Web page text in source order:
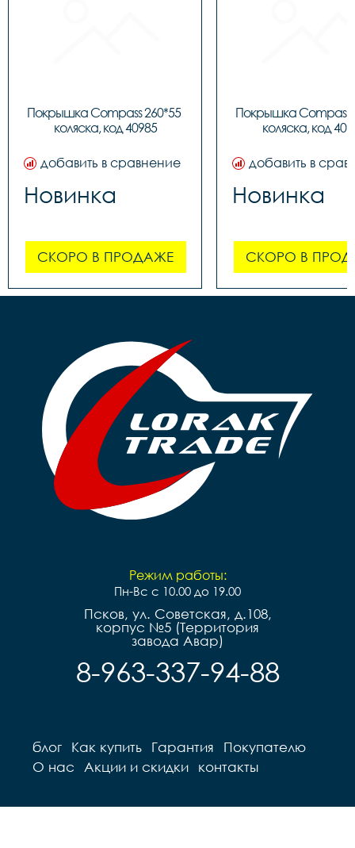
Покрышка Compass 260*55
коляска, код 40985
добавить в сравнение
Новинка
СКОРО В ПРОДАЖЕ
Покрышка Compass
коляска, код
добавить в
Новинка
СКОРО В
Режим работы:
Пн-Вс с 10.00 до 19.00
Псков, ул. Советская, д.108,
корпус №5 (Территория
завода Авар)
8-963-337-94-88
блог Как купить Гарантия
Покупателю
О нас
Акции и скидки контакты